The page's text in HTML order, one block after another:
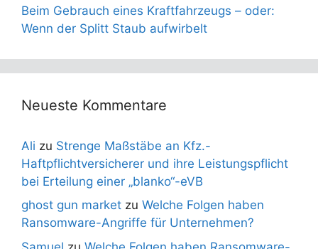
Beim Gebrauch eines Kraftfahrzeugs – oder:
Wenn der Splitt Staub aufwirbelt
Neueste Kommentare
Ali zu Strenge Maßstäbe an Kfz.-
Haftpflichtversicherer und ihre Leistungspflicht
bei Erteilung einer „blanko“-eVB
ghost gun market zu Welche Folgen haben
Ransomware-Angriffe für Unternehmen?